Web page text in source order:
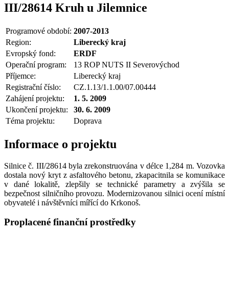
III/28614 Kruh u Jilemnice
Programové období: 2007-2013
Region:
Liberecký kraj
Evropský fond:
ERDF
Operační program:
13 ROP NUTS II Severovýchod
Příjemce:
Liberecký kraj
Registrační číslo:
CZ.1.13/1.1.00/07.00444
Zahájení projektu:
1. 5. 2009
Ukončení projektu:
30. 6. 2009
Téma projektu:
Doprava
Informace o projektu
Silnice č. III/28614 byla zrekonstruována v délce 1,284 m. Vozovka
dostala nový kryt z asfaltového betonu, zkapacitnila se komunikace
v dané lokalitě, zlepšily se technické parametry a zvýšila se
bezpečnost silničního provozu. Modernizovanou silnici ocení místní
obyvatelé i návštěvníci mířící do Krkonoš.
Proplacené finanční prostředky